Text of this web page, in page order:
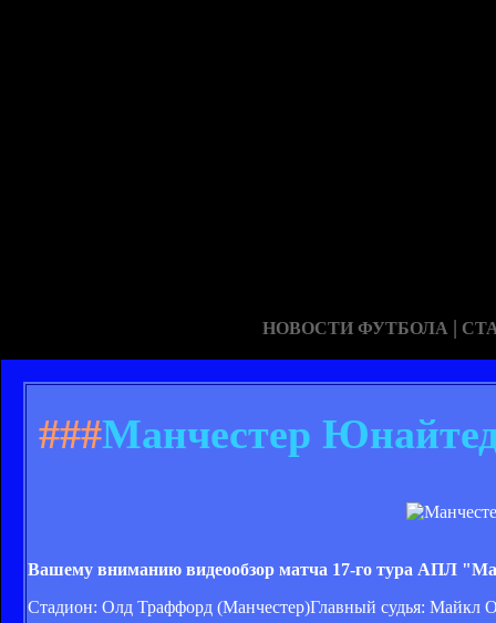
НОВОСТИ ФУТБОЛА |
###Манчестер
Вашему вниманию видеообзор матча 17-го тура АПЛ
Стадион: Олд Траффорд (Манчестер)Главный судья: Майкл